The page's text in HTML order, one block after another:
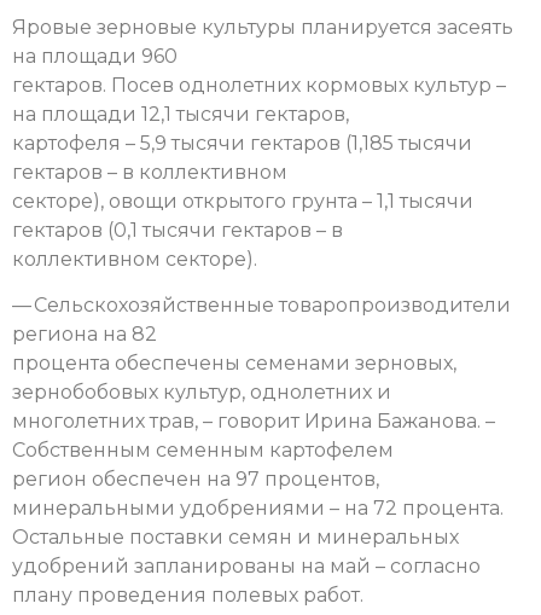
Яровые зерновые культуры планируется засеять
на площади 960
гектаров. Посев однолетних кормовых культур –
на площади 12,1 тысячи гектаров,
картофеля – 5,9 тысячи гектаров (1,185 тысячи
гектаров – в коллективном
секторе), овощи открытого грунта – 1,1 тысячи
гектаров (0,1 тысячи гектаров – в
коллективном секторе).
— Сельскохозяйственные товаропроизводители
региона на 82
процента обеспечены семенами зерновых,
зернобобовых культур, однолетних и
многолетних трав, – говорит Ирина Бажанова. –
Собственным семенным картофелем
регион обеспечен на 97 процентов,
минеральными удобрениями – на 72 процента.
Остальные поставки семян и минеральных
удобрений запланированы на май – согласно
плану проведения полевых работ.